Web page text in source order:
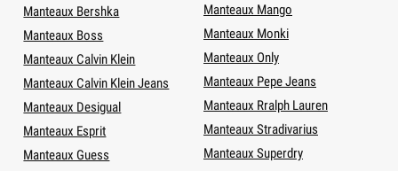
Manteaux Bershka
Manteaux Boss
Manteaux Calvin Klein
Manteaux Calvin Klein Jeans
Manteaux Desigual
Manteaux Esprit
Manteaux Guess
Manteaux Mango
Manteaux Monki
Manteaux Only
Manteaux Pepe Jeans
Manteaux Rralph Lauren
Manteaux Stradivarius
Manteaux Superdry